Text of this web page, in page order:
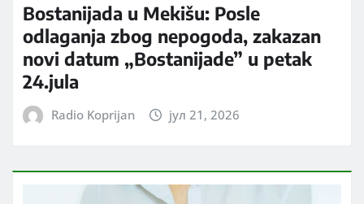
Bostanijada u Mekišu: Posle
odlaganja zbog nepogoda, zakazan
novi datum „Bostanijade” u petak
24.jula
Radio Koprijan јул 21, 2026